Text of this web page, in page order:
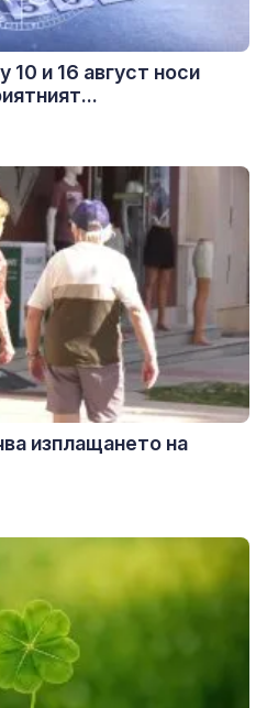
и 16 август носи
изплащането на